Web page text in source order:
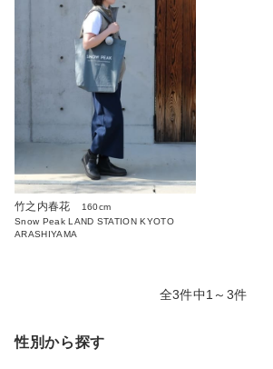
竹之内春花
160cm
Snow Peak LAND STATION KYOTO
ARASHIYAMA
全3件中1～3件
性別から探す